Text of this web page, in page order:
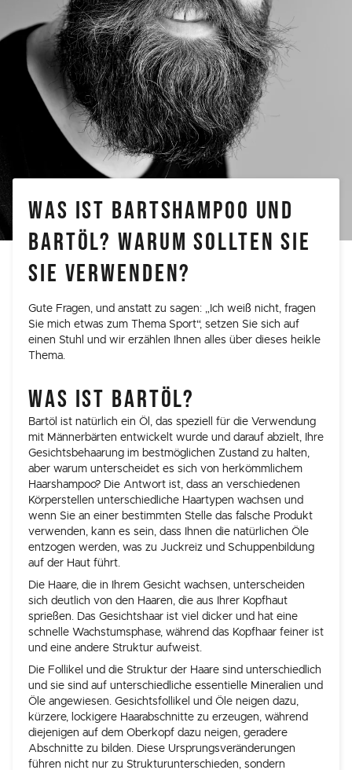
WAS IST BARTSHAMPOO UND
BARTÖL? WARUM SOLLTEN SIE
SIE VERWENDEN?
Gute Fragen, und anstatt zu sagen: „Ich weiß nicht, fragen
Sie mich etwas zum Thema Sport“, setzen Sie sich auf
einen Stuhl und wir erzählen Ihnen alles über dieses heikle
Thema.
WAS IST BARTÖL?
Bartöl ist natürlich ein Öl, das speziell für die Verwendung
mit Männerbärten entwickelt wurde und darauf abzielt, Ihre
Gesichtsbehaarung im bestmöglichen Zustand zu halten,
aber warum unterscheidet es sich von herkömmlichem
Haarshampoo? Die Antwort ist, dass an verschiedenen
Körperstellen unterschiedliche Haartypen wachsen und
wenn Sie an einer bestimmten Stelle das falsche Produkt
verwenden, kann es sein, dass Ihnen die natürlichen Öle
entzogen werden, was zu Juckreiz und Schuppenbildung
auf der Haut führt.
Die Haare, die in Ihrem Gesicht wachsen, unterscheiden
sich deutlich von den Haaren, die aus Ihrer Kopfhaut
sprießen. Das Gesichtshaar ist viel dicker und hat eine
schnelle Wachstumsphase, während das Kopfhaar feiner ist
und eine andere Struktur aufweist.
Die Follikel und die Struktur der Haare sind unterschiedlich
und sie sind auf unterschiedliche essentielle Mineralien und
Öle angewiesen. Gesichtsfollikel und Öle neigen dazu,
kürzere, lockigere Haarabschnitte zu erzeugen, während
diejenigen auf dem Oberkopf dazu neigen, geradere
Abschnitte zu bilden. Diese Ursprungsveränderungen
führen nicht nur zu Strukturunterschieden, sondern